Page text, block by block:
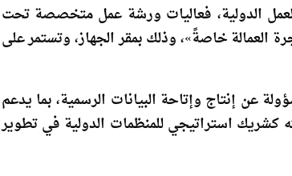
العمل الدولية، فعاليات ورشة عمل متخصصة تحت
العمالة خاصةً»، وذلك بمقر الجهاز، وتستمر على
عن إنتاج وإتاحة البيانات الرسمية، بما يدعم
كشريك استراتيجي للمنظمات الدولية في تطوير